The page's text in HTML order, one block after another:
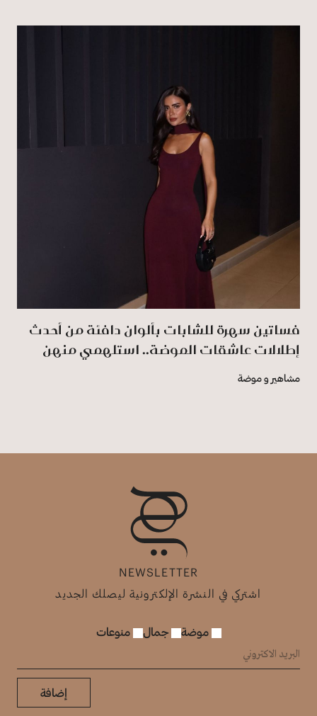
فساتين سهرة للشابات بألوان دافئة من أحدث
إطلالات عاشقات الموضة.. استلهمي منهن
مشاهير و موضة
NEWSLETTER
اشتركي في النشرة الإلكترونية ليصلك الجديد
موضة جمال منوعات
إضافة